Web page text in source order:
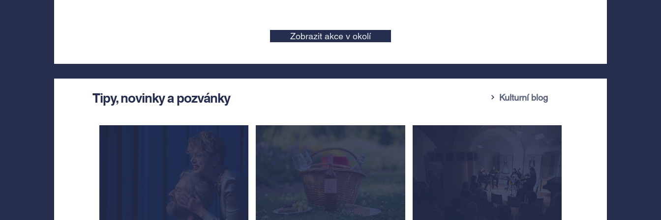
Zobrazit akce v okolí
Tipy, novinky a pozvánky Kulturní blog